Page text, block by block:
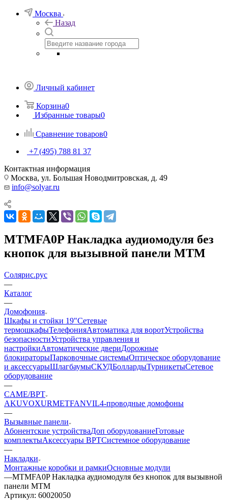
Москва
Назад
Личный кабинет
Корзина0
Избранные товары0
Сравнение товаров0
+7 (495) 788 81 37
Контактная информация
Москва, ул. Большая Новодмитровская, д. 49
info@solyar.ru
MTMFA0P Накладка аудиомодуля без
кнопок для вызывной панели MTM
Солярис.рус
—
Каталог
—
Домофония
Шкафы и стойки 19"Сетевые
термошкафыТелефонияАвтоматика для воротУстройства
безопасностиУстройства управления и
настройкиАвтоматические двериДорожные
блокираторыПарковочные системыОптическое оборудование
и аксессуарыШлагбаумыСКУДБоллардыТурникетыСетевое
оборудование
—
CAME/BPT
AKUVOXURMETFANVIL4-проводные домофоны
—
Вызывные панели
Абонентские устройстваДоп оборудованиеГотовые
комплектыАксессуары BPTСистемное оборудование
—
Накладки
Монтажные коробки и рамкиОсновные модули
—MTMFA0P Накладка аудиомодуля без кнопок для вызывной
панели MTM
Артикул: 60020050